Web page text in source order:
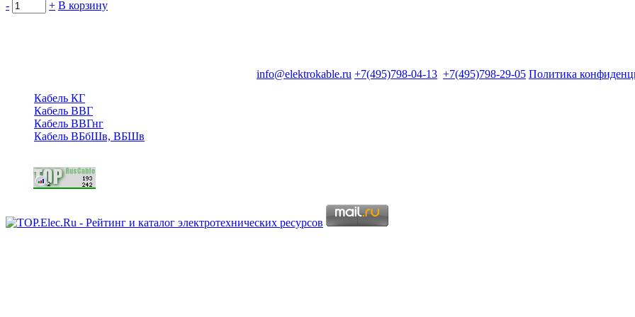
- + В корзину
info@elektrokable.ru +7(495)798-04-13 +7(495)798-29-05 Политика
Кабель КГ
Кабель ВВГ
Кабель ВВГнг
Кабель ВБбШв, ВБШв